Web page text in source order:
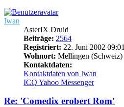
Iwan
AsterIX Druid
Beiträge: 2564
Registriert: 22. Juni 2002 09:01
Wohnort: Mellingen (Schweiz)
Kontaktdaten:
Kontaktdaten von Iwan
ICQ Yahoo Messenger
Re: 'Comedix erobert Rom'